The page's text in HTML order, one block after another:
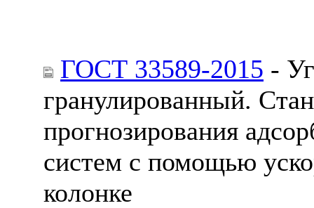
ГОСТ 33589-2015 -
гранулированный.
прогнозирования
систем с помощью
колонке